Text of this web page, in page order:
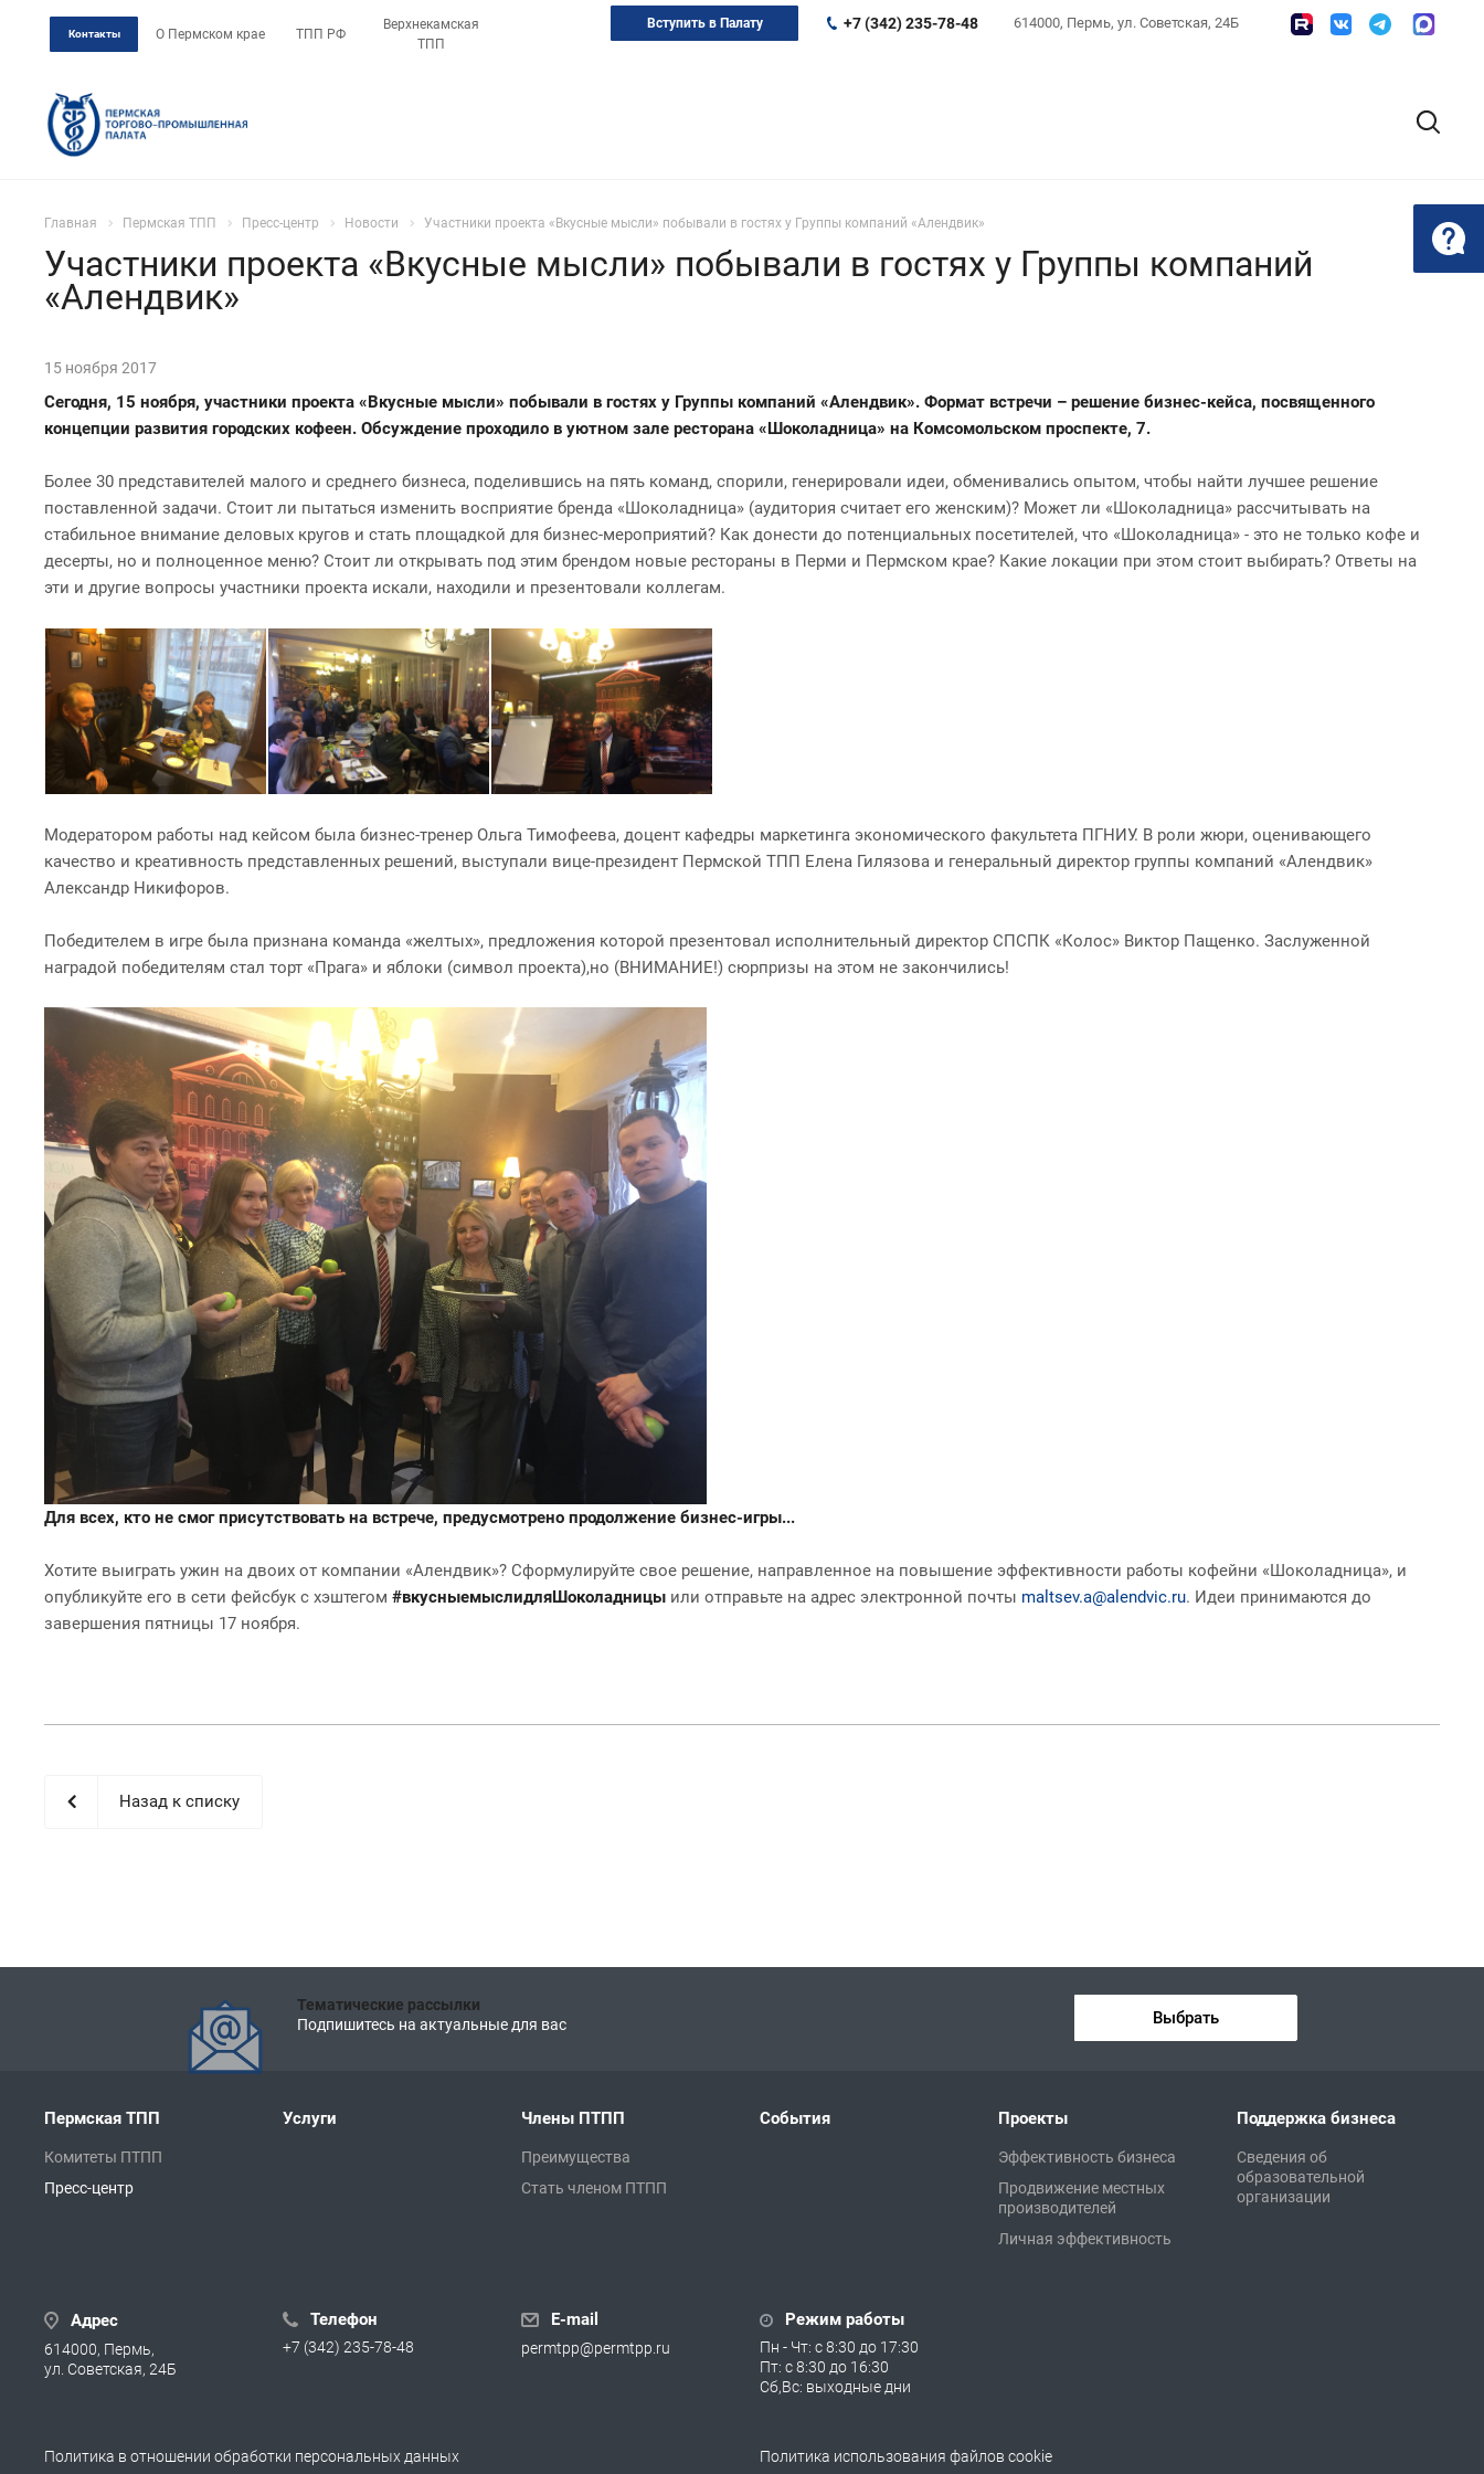
Контакты О Пермском крае ТПП РФ
Верхнекамская
ТПП
614000, Пермь, ул. Советская, 24Б
+7 (342) 235-78-48
Вступить в Палату
Главная Пермская ТПП Пресс-центр Новости Участники проекта «Вкусные мысли» побывали в гостях у Группы компаний «Алендвик»
Участники проекта «Вкусные мысли» побывали в гостях у Группы компаний
«Алендвик»
15 ноября 2017
Сегодня, 15 ноября, участники проекта «Вкусные мысли» побывали в гостях у Группы компаний «Алендвик». Формат встречи – решение бизнес-кейса, посвященного
концепции развития городских кофеен. Обсуждение проходило в уютном зале ресторана «Шоколадница» на Комсомольском проспекте, 7.
Более 30 представителей малого и среднего бизнеса, поделившись на пять команд, спорили, генерировали идеи, обменивались опытом, чтобы найти лучшее решение
поставленной задачи. Стоит ли пытаться изменить восприятие бренда «Шоколадница» (аудитория считает его женским)? Может ли «Шоколадница» рассчитывать на
стабильное внимание деловых кругов и стать площадкой для бизнес-мероприятий? Как донести до потенциальных посетителей, что «Шоколадница» - это не только кофе и
десерты, но и полноценное меню? Стоит ли открывать под этим брендом новые рестораны в Перми и Пермском крае? Какие локации при этом стоит выбирать? Ответы на
эти и другие вопросы участники проекта искали, находили и презентовали коллегам.
Модератором работы над кейсом была бизнес-тренер Ольга Тимофеева, доцент кафедры маркетинга экономического факультета ПГНИУ. В роли жюри, оценивающего
качество и креативность представленных решений, выступали вице-президент Пермской ТПП Елена Гилязова и генеральный директор группы компаний «Алендвик»
Александр Никифоров.
Победителем в игре была признана команда «желтых», предложения которой презентовал исполнительный директор СПСПК «Колос» Виктор Пащенко. Заслуженной
наградой победителям стал торт «Прага» и яблоки (символ проекта),но (ВНИМАНИЕ!) сюрпризы на этом не закончились!
Для всех, кто не смог присутствовать на встрече, предусмотрено продолжение бизнес-игры...
Хотите выиграть ужин на двоих от компании «Алендвик»? Сформулируйте свое решение, направленное на повышение эффективности работы кофейни «Шоколадница», и
опубликуйте его в сети фейсбук с хэштегом #вкусныемыслидляШоколадницы или отправьте на адрес электронной почты maltsev.a@alendvic.ru. Идеи принимаются до
завершения пятницы 17 ноября.
Назад к списку
Тематические рассылки
Подпишитесь на актуальные для вас
Выбрать
Пермская ТПП
Комитеты ПТПП
Пресс-центр
Услуги Члены ПТПП
Преимущества
Стать членом ПТПП
События Проекты
Эффективность бизнеса
Продвижение местных
производителей
Личная эффективность
Поддержка бизнеса
Сведения об
образовательной
организации
Адрес
614000, Пермь,
ул. Советская, 24Б
Телефон
+7 (342) 235-78-48
E-mail
permtpp@permtpp.ru
Режим работы
Пн - Чт: с 8:30 до 17:30
Пт: с 8:30 до 16:30
Сб,Вс: выходные дни
Политика в отношении обработки персональных данных Политика использования файлов cookie